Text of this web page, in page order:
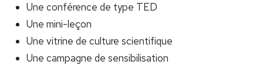
Une conférence de type TED
Une mini-leçon
Une vitrine de culture scientifique
Une campagne de sensibilisation